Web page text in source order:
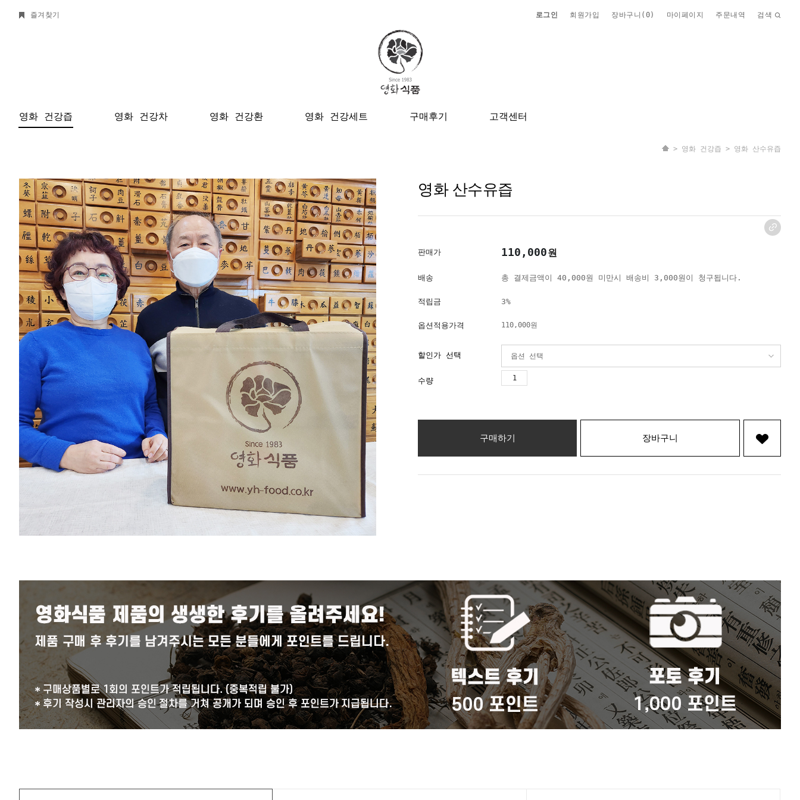
즐겨찾기 로그인 회원가입 장바구니( 0) 마이페이지 주문내역 검색
영화 건강즙 영화 건강차 영화 건강환 영화 건강세트 구매후기 고객센터
> 영화 건강즙 > 영화 산수유즙
영화 산수유즙
판매가 110,000원
배송 총 결제금액이 40,000원 미만시 배송비 3,000원이 청구됩니다.
적립금 3%
옵션적용가격 110,000원
할인가 선택
수량
구매하기 장바구니